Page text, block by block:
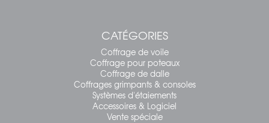
CATÉGORIES
Coffrage de voile
Coffrage pour poteaux
Coffrage de dalle
Coffrages grimpants & consoles
Systèmes d'étaiements
Accessoires & Logiciel
Vente spéciale